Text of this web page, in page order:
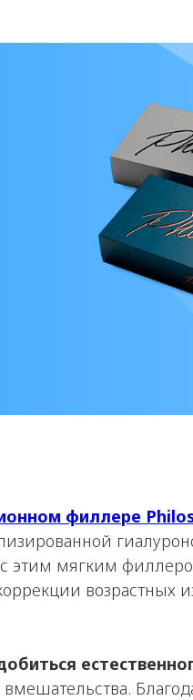
филлере
этим мягким
возрастных